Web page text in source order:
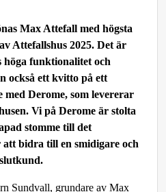
Max Attefall med högsta
Attefallshus 2025. Det är
höga funktionalitet och
också ett kvitto på ett
Derome, som levererar
Vi på Derome är stolta
stomme till det
bidra till en smidigare och
Sundvall, grundare av Max